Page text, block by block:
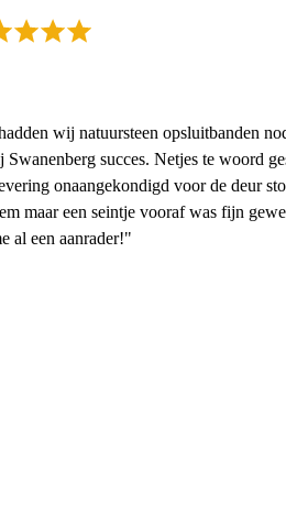
wij natuursteen opsluitbanden
succes. Netjes te woord
onaangekondigd voor de deur
maar een seintje vooraf was fijn
al een aanrader!"